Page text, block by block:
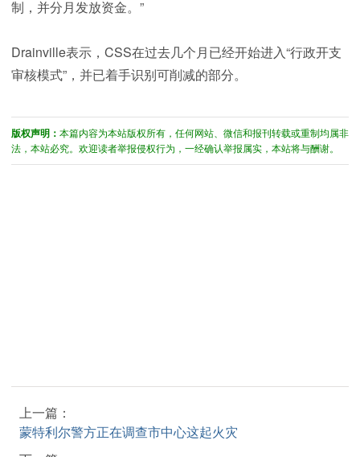
制，并分月发放资金。”
Drainville表示，CSS在过去几个月已经开始进入“行政开支
审核模式”，并已着手识别可削减的部分。
版权声明： 本篇内容为本站版权所有，任何网站、微信和报刊转载或重制均属非
法，本站必究。欢迎读者举报侵权行为，一经确认举报属实，本站将与酬谢。
上一篇：
蒙特利尔警方正在调查市中心这起火灾